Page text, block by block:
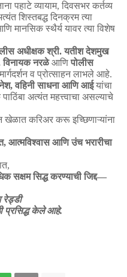
पहाटे व्यायाम, दिवसभर कर्तव्य
शिस्तबद्ध दिनक्रम त्या
मानसिक स्थैर्य यावर त्या विशेष
अधीक्षक श्री.यतीश देशमुख
विनायक नरळे आणि पोलीस
मार्गदर्शन व प्रोत्साहन लाभले आहे.
,वहिनी साधना आणि आई यांचा
पाठिंबा अत्यंत महत्त्वाचा असल्याचे
खेळात करिअर करू इच्छिणाऱ्यांना
, आत्मविश्वास आणि उंच भरारीचा
,
सक्षम सिद्ध करण्याची जिद्द—
रेड्डी
प्रसिद्ध केले आहे.